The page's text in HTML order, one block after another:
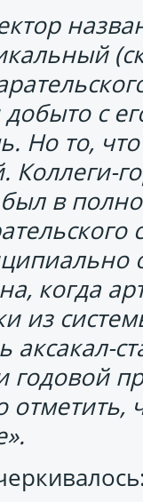
с
Но то,
был в
когда
из
аксакал-
годовой
отметить,